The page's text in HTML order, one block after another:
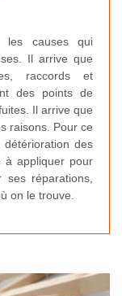
les causes qui
Il arrive que
raccords et
des points de
Il arrive que
raisons. Pour ce
des
à appliquer pour
réparations,
on le trouve.